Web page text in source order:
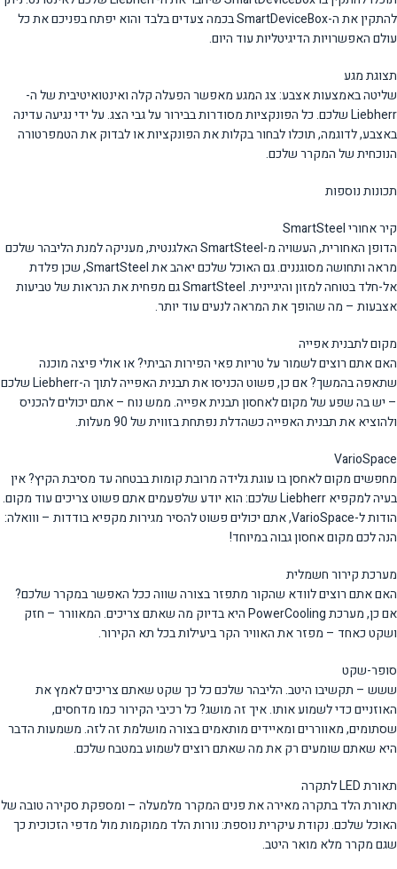
להתקין את ה-SmartDeviceBox בכמה צעדים בלבד והוא יפתח בפניכם את כל
עולם האפשרויות הדיגיטליות עוד היום.
תצוגת מגע
שליטה באמצעות אצבע: צג המגע מאפשר הפעלה קלה ואינטואיטיבית של ה-
Liebherr שלכם. כל הפונקציות מסודרות בבירור על גבי הצג. על ידי נגיעה עדינה
באצבע, לדוגמה, תוכלו לבחור בקלות את הפונקציות או לבדוק את הטמפרטורה
הנוכחית של המקרר שלכם.
תכונות נוספות
קיר אחורי SmartSteel
הדופן האחורית, העשויה מ-SmartSteel האלגנטית, מעניקה למנת הליבהר שלכם
מראה ותחושה מסוגננים. גם האוכל שלכם יאהב את SmartSteel, שכן פלדת
אל-חלד בטוחה למזון והיגיינית. SmartSteel גם מפחית את הנראות של טביעות
אצבעות – מה שהופך את המראה לנעים עוד יותר.
מקום לתבנית אפייה
האם אתם רוצים לשמור על טריות פאי הפירות הביתי? או אולי פיצה מוכנה
שתאפה בהמשך? אם כן, פשוט הכניסו את תבנית האפייה לתוך ה-Liebherr שלכם
– יש בה שפע של מקום לאחסון תבנית אפייה. ממש נוח – אתם יכולים להכניס
ולהוציא את תבנית האפייה כשהדלת נפתחת בזווית של 90 מעלות.
VarioSpace
מחפשים מקום לאחסן בו עוגת גלידה מרובת קומות בבטחה עד מסיבת הקיץ? אין
בעיה למקפיא Liebherr שלכם: הוא יודע שלפעמים אתם פשוט צריכים עוד מקום.
הודות ל-VarioSpace, אתם יכולים פשוט להסיר מגירות מקפיא בודדות – ווואלה:
הנה לכם מקום אחסון גבוה במיוחד!
מערכת קירור חשמלית
האם אתם רוצים לוודא שהקור מתפזר בצורה שווה ככל האפשר במקרר שלכם?
אם כן, מערכת PowerCooling היא בדיוק מה שאתם צריכים. המאוורר – חזק
ושקט כאחד – מפזר את האוויר הקר ביעילות בכל תא הקירור.
סופר-שקט
ששש – תקשיבו היטב. הליבהר שלכם כל כך שקט שאתם צריכים לאמץ את
האוזניים כדי לשמוע אותו. איך זה מושג? כל רכיבי הקירור כמו מדחסים,
שסתומים, מאווררים ומאיידים מותאמים בצורה מושלמת זה לזה. משמעות הדבר
היא שאתם שומעים רק את מה שאתם רוצים לשמוע במטבח שלכם.
תאורת LED לתקרה
תאורת הלד בתקרה מאירה את פנים המקרר מלמעלה – ומספקת סקירה טובה של
האוכל שלכם. נקודת עיקרית נוספת: נורות הלד ממוקמות מול מדפי הזכוכית כך
שגם מקרר מלא מואר היטב.